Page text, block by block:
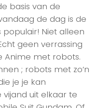
basis van de
de dag is de
Niet alleen
geen verrassing
Anime met robots.
; robots met zo’n
je je kan
uit elkaar te